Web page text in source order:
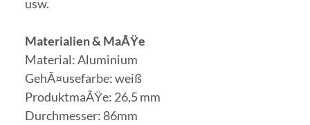
usw.
Materialien & MaÃŸe
Material: Aluminium
GehÃ¤usefarbe: weiß
ProduktmaÃŸe: 26,5 mm
Durchmesser: 86mm